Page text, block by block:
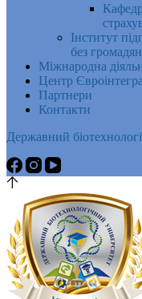
Інститут
без
Міжнародна
Центр
Партнери
Контакти
Державний